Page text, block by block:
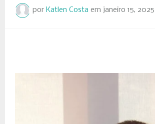
por Katlen Costa em janeiro 15, 2025